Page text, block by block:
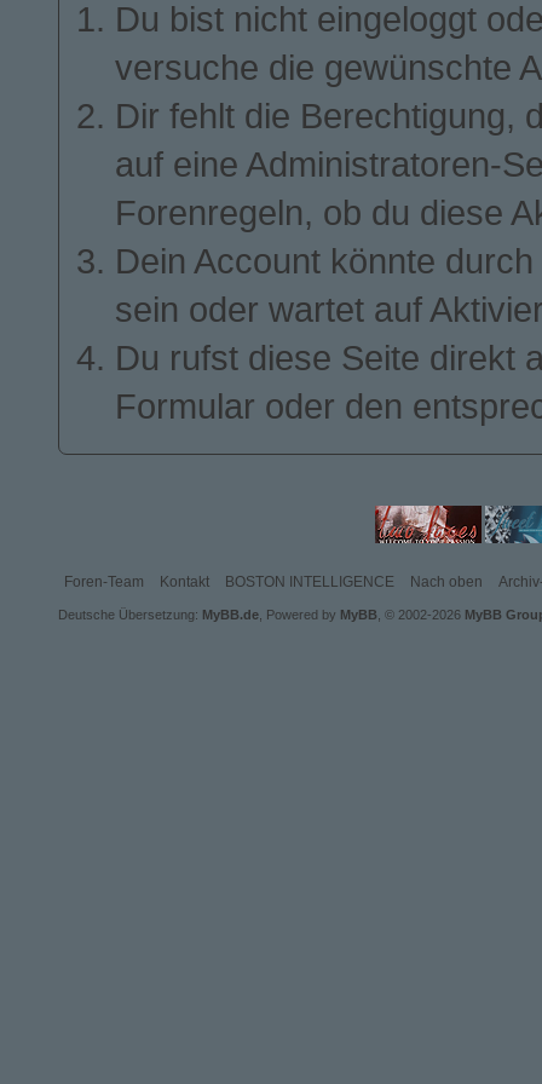
ALLES UM TECHNOLOGIE. DER RUF DER
FAKULTÄT IST NICHT GRUNDLOS SO GUT –
GEORGE SMOOT, MARIO MOLINA ODER
RICHARD FEYNMAN PROMOVIERTEN HIER.
QUASI MIT BLICKKONTAKT ZUM MIT, LIEGT
DIE JOHN D. O’BRYANT SCHOOL OF
JUNGE GENIES EIN VORLÄUFER ZUM MIT.
DIE BEIDEN BILDUNGSEINRICHTUNGEN
ABSOLVENTEN DER „JDOB“ WERDEN VOM
MIT BEVORZUGT ANGENOMMEN.
DER DRITTE HAUPTSPIELORT – MERCURY
TECH. EIN GIGANTISCHES TECHNOLOGIE-
SOFTWARE-LÖSUNGEN SPEZIALISIERT HAT.
IM VORDERGRUND STEHT DAS PROJEKT
DIE DEN ÜBLICHEN HAUSHALTSHILFEN WIE
ALEXA, SIRI UND CO NICHT NUR
KONKURRENZ MACHEN, SONDERN
MERCURY HAT ABER NOCH MEHR ZU
BIETEN: MIT PROJEKT „JUPITER“ STEHT DIE
KANN SIE DOCH NIE DEN WAHREN
KONTAKT ZWISCHEN MENSCHEN ERSETZEN.
DEN SPAGAT ZWISCHEN LEIDENSCHAFT
Du bist nicht eingeloggt
versuche die gewünschte
Dir fehlt die Berechtigung,
auf eine Administratoren-
Forenregeln, ob du diese
Dein Account könnte
sein oder wartet auf
Du rufst diese Seite direkt
Formular oder den
Foren-Team Kontakt BOSTON INTELLIGENCE Nach oben
Deutsche Übersetzung: MyBB.de, Powered by MyBB, © 2002-2026 MyBB